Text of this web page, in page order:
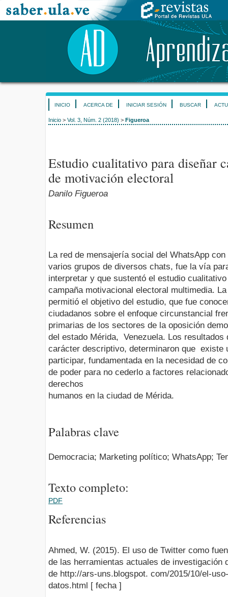
INICIO ACERCA DE INICIAR SESIÓN BUSCAR
Inicio > Vol. 3, Núm. 2 (2018) > Figueroa
Estudio cualitativo para diseñar
de motivación electoral
Danilo Figueroa
Resumen
La red de mensajería social del WhatsApp
varios grupos de diversos chats, fue la vía
interpretar y que sustentó el estudio
campaña motivacional electoral multimedia.
permitió el objetivo del estudio, que fue
ciudadanos sobre el enfoque circunstancial
primarias de los sectores de la oposición
del estado Mérida, Venezuela. Los resultados
carácter descriptivo, determinaron que existe
participar, fundamentada en la necesidad de
de poder para no cederlo a factores
derechos
humanos en la ciudad de Mérida.
Palabras clave
Democracia; Marketing político; WhatsApp;
Texto completo:
PDF
Referencias
Ahmed, W. (2015). El uso de Twitter como
de las herramientas actuales de investigación
de http://ars-uns.blogspot. com/2015/10/el-
datos.html [ fecha ]